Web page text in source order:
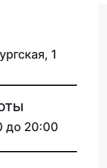
1
до 20:00